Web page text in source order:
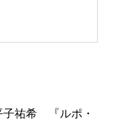
子祐希 『ルポ・